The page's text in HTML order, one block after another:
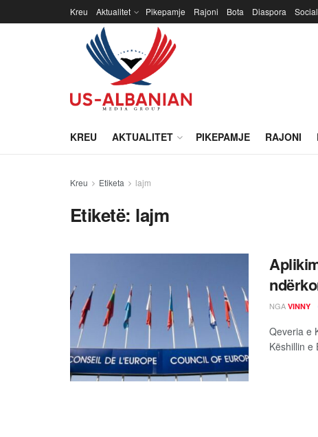
Kreu Aktualitet Pikepamje Rajoni Bota Diaspora
KREU AKTUALITET PIKEPAMJE RAJONI
Kreu Etiketa lajm
Etiketë: lajm
NGA VINNY
Qeveria e
Këshillin e